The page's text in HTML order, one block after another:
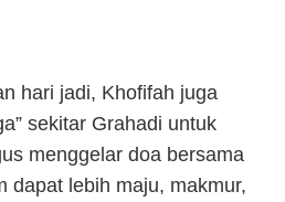
hari jadi, Khofifah juga
sekitar Grahadi untuk
menggelar doa bersama
dapat lebih maju, makmur,